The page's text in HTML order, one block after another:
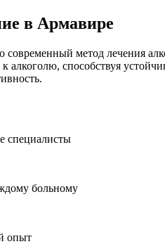
в Армавире
современный метод лечения
алкоголю, способствуя
специалисты
больному
опыт